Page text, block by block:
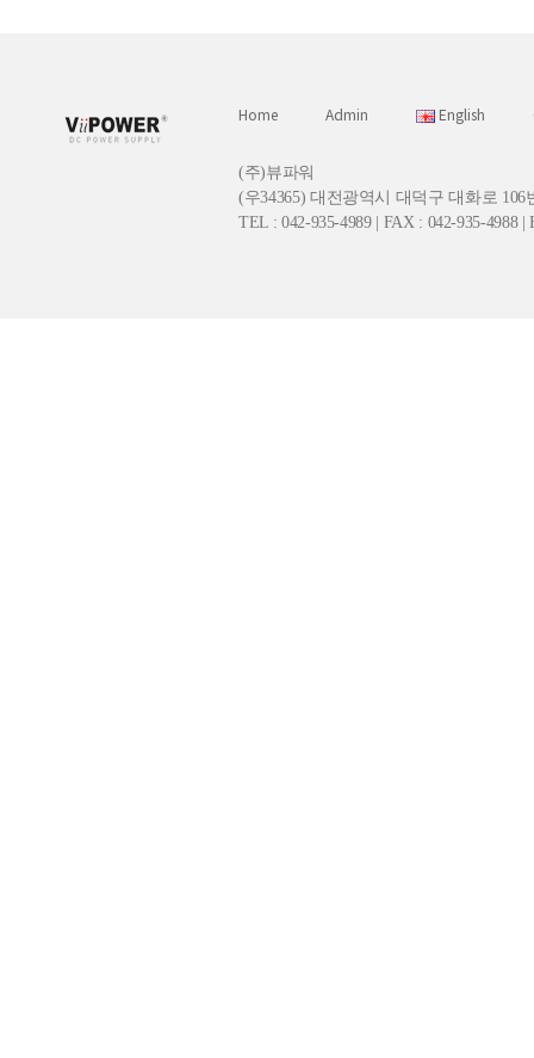
Home Admin English
(주)뷰파워
(우34365) 대전광역시 대덕구 대화로 106
TEL : 042-935-4989 | FAX : 042-935-4988